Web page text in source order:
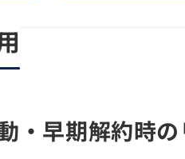
・早期解約時